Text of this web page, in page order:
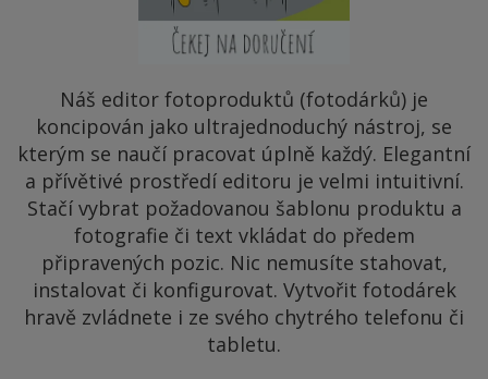
Náš editor fotoproduktů (fotodárků) je
koncipován jako ultrajednoduchý nástroj, se
kterým se naučí pracovat úplně každý. Elegantní
a přívětivé prostředí editoru je velmi intuitivní.
Stačí vybrat požadovanou šablonu produktu a
fotografie či text vkládat do předem
připravených pozic. Nic nemusíte stahovat,
instalovat či konfigurovat. Vytvořit fotodárek
hravě zvládnete i ze svého chytrého telefonu či
tabletu.